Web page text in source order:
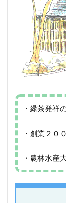
・緑茶発祥
・創業２０
・農林水産